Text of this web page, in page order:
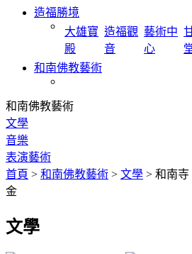
造福勝境
大雄寶
殿
造福觀
音
藝術中
心
和南佛教藝術
和南佛教藝術
文學
音樂
表演藝術
首頁 > 和南佛教藝術 > 文學 > 和南寺
金
文學